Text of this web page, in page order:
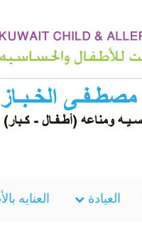
العيادة العنايه